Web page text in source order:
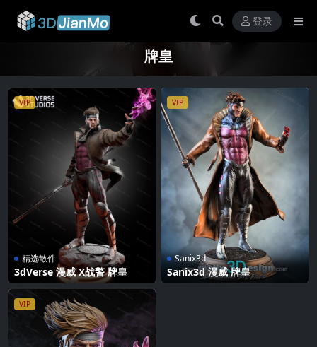
登录
牌皇
VIP
精选散件
3dVerse 漫威 X战警 牌皇
VIP
Sanix3d
Sanix3d 漫威 牌皇
VIP